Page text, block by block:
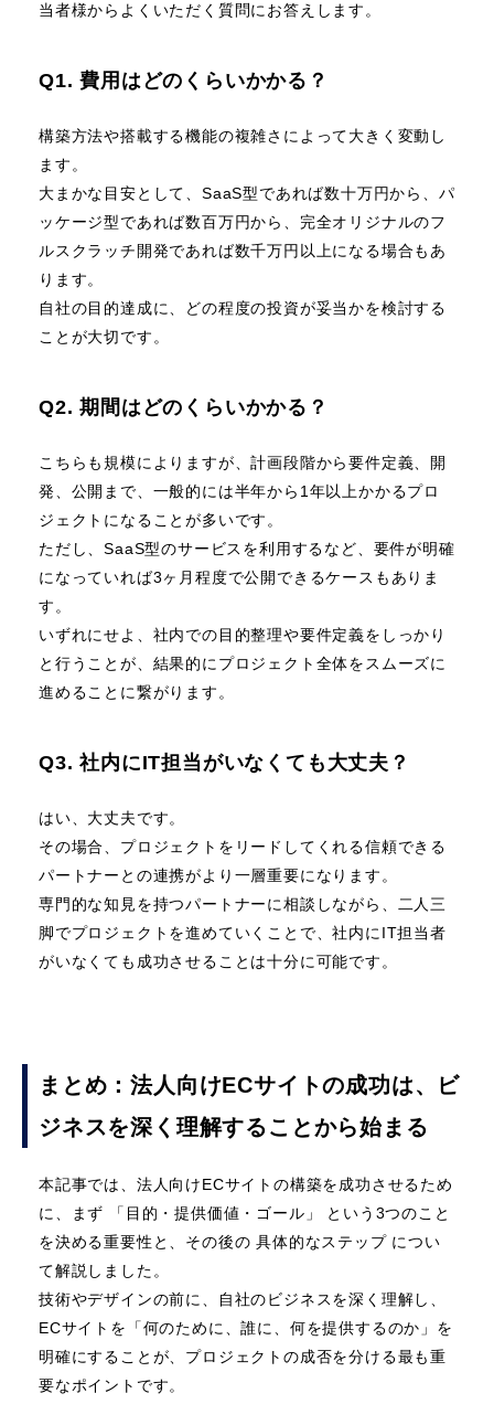
当者様からよくいただく質問にお答えします。
Q1. 費用はどのくらいかかる？
構築方法や搭載する機能の複雑さによって大きく変動し
ます。
大まかな目安として、SaaS型であれば数十万円から、パ
ッケージ型であれば数百万円から、完全オリジナルのフ
ルスクラッチ開発であれば数千万円以上になる場合もあ
ります。
自社の目的達成に、どの程度の投資が妥当かを検討する
ことが大切です。
Q2. 期間はどのくらいかかる？
こちらも規模によりますが、計画段階から要件定義、開
発、公開まで、一般的には半年から1年以上かかるプロ
ジェクトになることが多いです。
ただし、SaaS型のサービスを利用するなど、要件が明確
になっていれば3ヶ月程度で公開できるケースもありま
す。
いずれにせよ、社内での目的整理や要件定義をしっかり
と行うことが、結果的にプロジェクト全体をスムーズに
進めることに繋がります。
Q3. 社内にIT担当がいなくても大丈夫？
はい、大丈夫です。
その場合、プロジェクトをリードしてくれる信頼できる
パートナーとの連携がより一層重要になります。
専門的な知見を持つパートナーに相談しながら、二人三
脚でプロジェクトを進めていくことで、社内にIT担当者
がいなくても成功させることは十分に可能です。
まとめ：法人向けECサイトの成功は、ビ
ジネスを深く理解することから始まる
本記事では、法人向けECサイトの構築を成功させるため
に、まず 「目的・提供価値・ゴール」 という3つのこと
を決める重要性と、その後の 具体的なステップ につい
て解説しました。
技術やデザインの前に、自社のビジネスを深く理解し、
ECサイトを「何のために、誰に、何を提供するのか」を
明確にすることが、プロジェクトの成否を分ける最も重
要なポイントです。